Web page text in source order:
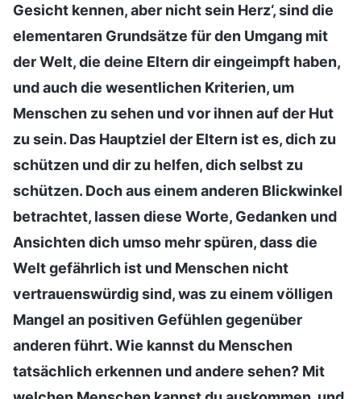
Gesicht kennen, aber nicht sein Herz‘, sind die
elementaren Grundsätze für den Umgang mit
der Welt, die deine Eltern dir eingeimpft haben,
und auch die wesentlichen Kriterien, um
Menschen zu sehen und vor ihnen auf der Hut
zu sein. Das Hauptziel der Eltern ist es, dich zu
schützen und dir zu helfen, dich selbst zu
schützen. Doch aus einem anderen Blickwinkel
betrachtet, lassen diese Worte, Gedanken und
Ansichten dich umso mehr spüren, dass die
Welt gefährlich ist und Menschen nicht
vertrauenswürdig sind, was zu einem völligen
Mangel an positiven Gefühlen gegenüber
anderen führt. Wie kannst du Menschen
tatsächlich erkennen und andere sehen? Mit